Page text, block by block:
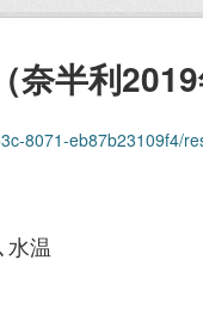
半利2019
resource/c145e6ab-
水温